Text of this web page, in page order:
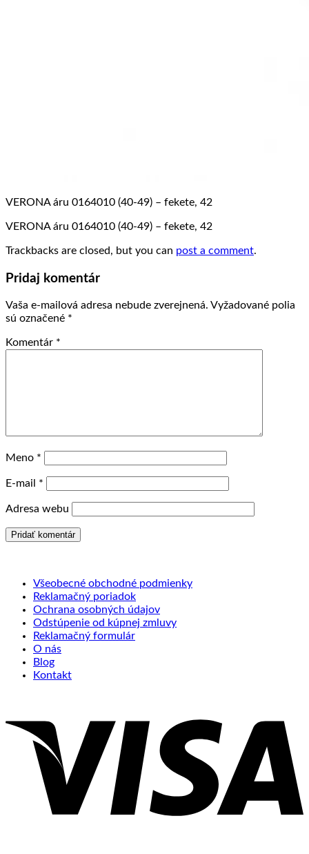
VERONA áru 0164010 (40-49) – fekete, 42
VERONA áru 0164010 (40-49) – fekete, 42
Trackbacks are closed, but you can post a comment.
Pridaj komentár
Vaša e-mailová adresa nebude zverejnená. Vyžadované polia
sú označené *
Komentár *
Meno *
E-mail *
Adresa webu
Všeobecné obchodné podmienky
Reklamačný poriadok
Ochrana osobných údajov
Odstúpenie od kúpnej zmluvy
Reklamačný formulár
O nás
Blog
Kontakt